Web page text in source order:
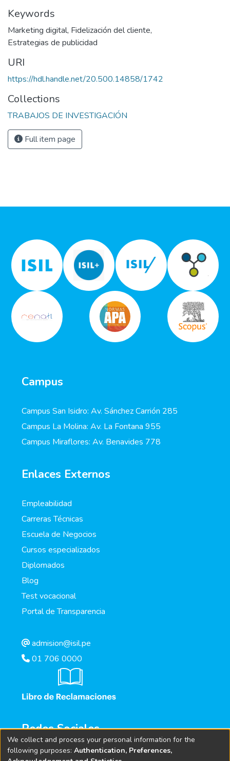
Keywords
Marketing digital, Fidelización del cliente,
Estrategias de publicidad
URI
https://hdl.handle.net/20.500.14858/1742
Collections
TRABAJOS DE INVESTIGACIÓN
Full item page
Campus
Campus San Isidro: Av. Sánchez Carrión 285
Campus La Molina: Av. La Fontana 955
Campus Miraflores: Av. Benavides 778
Enlaces Externos
Empleabilidad
Carreras Técnicas
Escuela de Negocios
Cursos especializados
Diplomados
Blog
Test vocacional
Portal de Transparencia
admision@isil.pe
01 706 0000
Redes Sociales
We collect and process your personal information for the
following purposes: Authentication, Preferences,